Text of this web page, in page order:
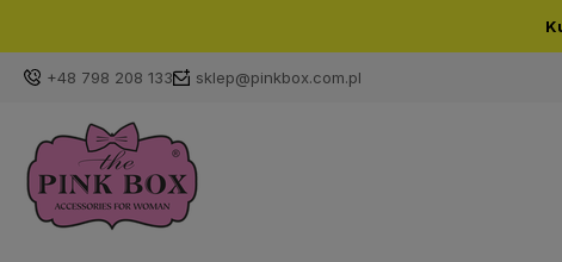
+48 798 208 133 sklep@pinkbox.com.pl